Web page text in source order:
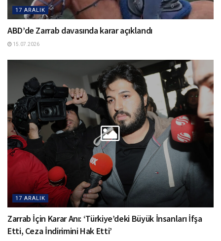
17 ARALIK
ABD’de Zarrab davasında karar açıklandı
15.07.2026
17 ARALIK
Zarrab İçin Karar Anı: ‘Türkiye’deki Büyük İnsanları İfşa
Etti, Ceza İndirimini Hak Etti’